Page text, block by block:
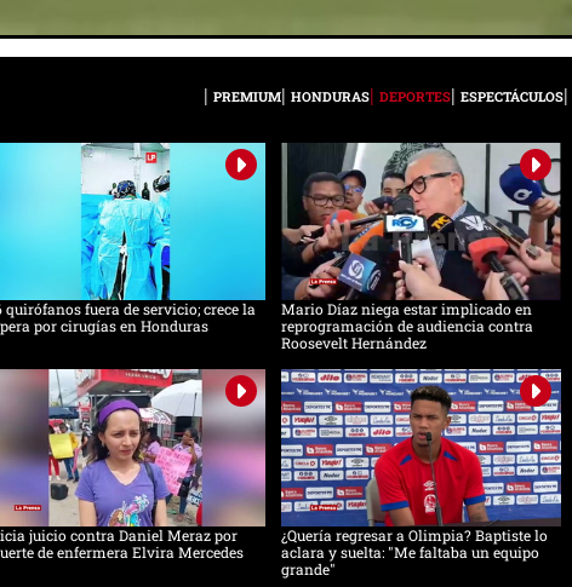
PREMIUM HONDURAS DEPORTES ESPECTÁCULOS
quirófanos fuera de servicio; crece la
por cirugías en Honduras
Mario Díaz niega estar implicado en
reprogramación de audiencia contra
Roosevelt Hernández
juicio contra Daniel Meraz por
de enfermera Elvira Mercedes
¿Quería regresar a Olimpia? Baptiste lo
aclara y suelta: "Me faltaba un equipo
grande"